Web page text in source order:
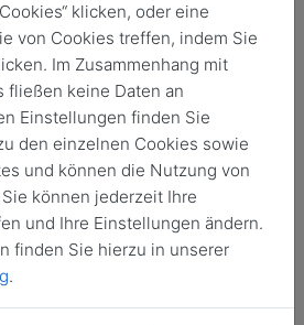
Altstipendiaten und
in Washington,
und Mitarbeiter der Friedrich-
Freiheit in Washington, D.C.
klicken, oder eine
von Cookies treffen, indem Sie
Im Zusammenhang mit
fließen keine Daten an
Einstellungen finden Sie
den einzelnen Cookies sowie
und können die Nutzung von
können jederzeit Ihre
und Ihre Einstellungen ändern.
finden Sie hierzu in unserer
.